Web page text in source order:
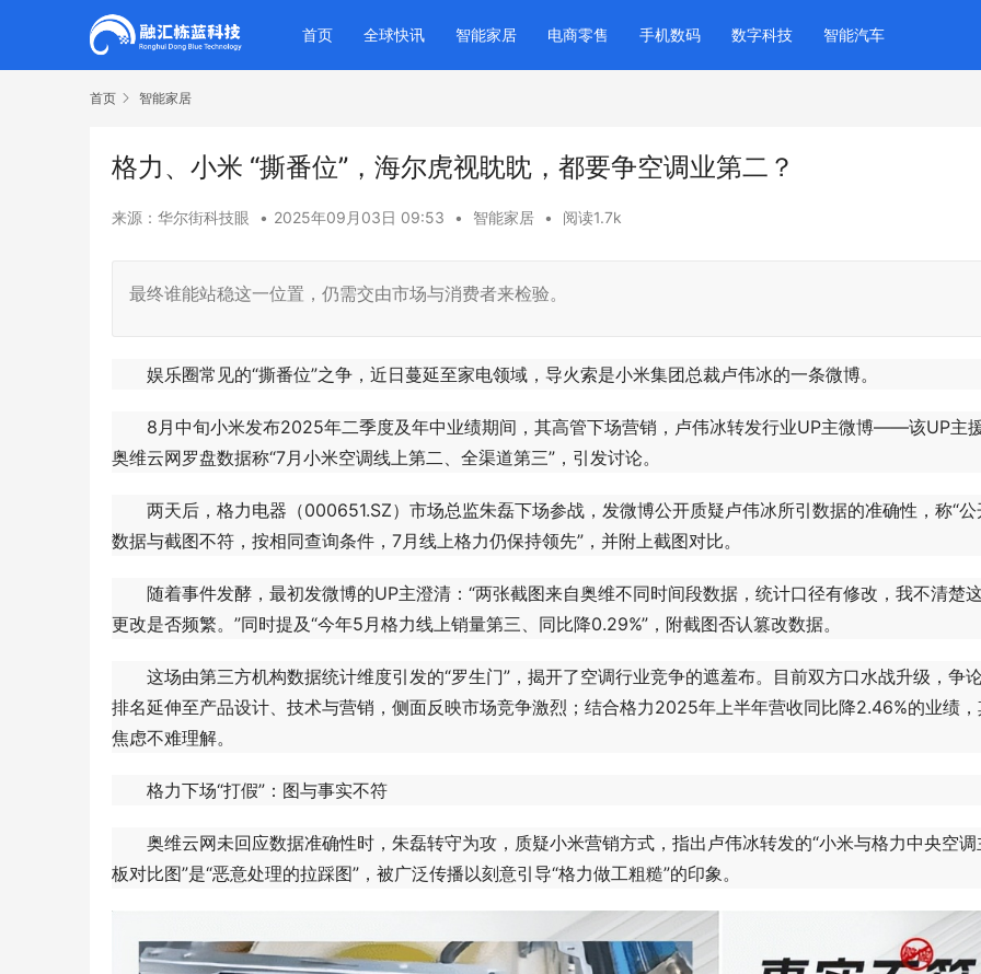
首页 全球快讯 智能家居 电商零售 手机数码 数字科技 智能汽车
首页 智能家居
格力、小米 “撕番位”，海尔虎视眈眈，都要争空调业第二？
来源：华尔街科技眼 • 2025年09月03日 09:53 • 智能家居 • 阅读1.7k
最终谁能站稳这一位置，仍需交由市场与消费者来检验。
娱乐圈常见的“撕番位”之争，近日蔓延至家电领域，导火索是小米集团总裁卢伟冰的一条微博。
8月中旬小米发布2025年二季度及年中业绩期间，其高管下场营销，卢伟冰转发行业UP主微博——该UP主
奥维云网罗盘数据称“7月小米空调线上第二、全渠道第三”，引发讨论。
两天后，格力电器（000651.SZ）市场总监朱磊下场参战，发微博公开质疑卢伟冰所引数据的准确性，称“公
数据与截图不符，按相同查询条件，7月线上格力仍保持领先”，并附上截图对比。
随着事件发酵，最初发微博的UP主澄清：“两张截图来自奥维不同时间段数据，统计口径有修改，我不清楚
更改是否频繁。”同时提及“今年5月格力线上销量第三、同比降0.29%”，附截图否认篡改数据。
这场由第三方机构数据统计维度引发的“罗生门”，揭开了空调行业竞争的遮羞布。目前双方口水战升级，争
排名延伸至产品设计、技术与营销，侧面反映市场竞争激烈；结合格力2025年上半年营收同比降2.46%的业绩
焦虑不难理解。
格力下场“打假”：图与事实不符
奥维云网未回应数据准确性时，朱磊转守为攻，质疑小米营销方式，指出卢伟冰转发的“小米与格力中央空调
板对比图”是“恶意处理的拉踩图”，被广泛传播以刻意引导“格力做工粗糙”的印象。